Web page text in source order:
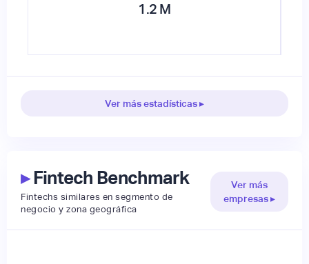
1.2 M
Ver más estadísticas ▸
▸Fintech Benchmark
Fintechs similares en segmento de
negocio y zona geográfica
Ver más
empresas ▸